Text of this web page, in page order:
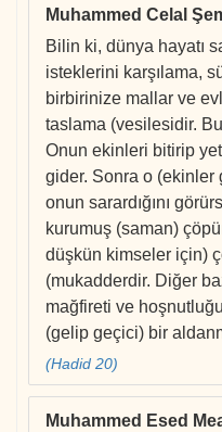
Muhammed Celal
Bilin ki, dünya hayatı
isteklerini karşılama,
birbirinize mallar ve
taslama (vesilesidir.
Onun ekinleri bitirip
gider. Sonra o (ekinler
onun sarardığını
kurumuş (saman)
düşkün kimseler için)
(mukadderdir. Diğer
mağfireti ve
(gelip geçici) bir
(Hadid 20)
Muhammed Esed